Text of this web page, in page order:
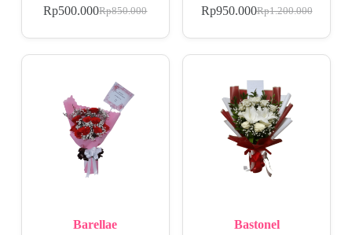
Rp850.000
Rp500.000 Rp1.200.000
Rp950.000
Barellae Bastonel